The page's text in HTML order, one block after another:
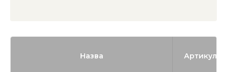
Назва Артикул